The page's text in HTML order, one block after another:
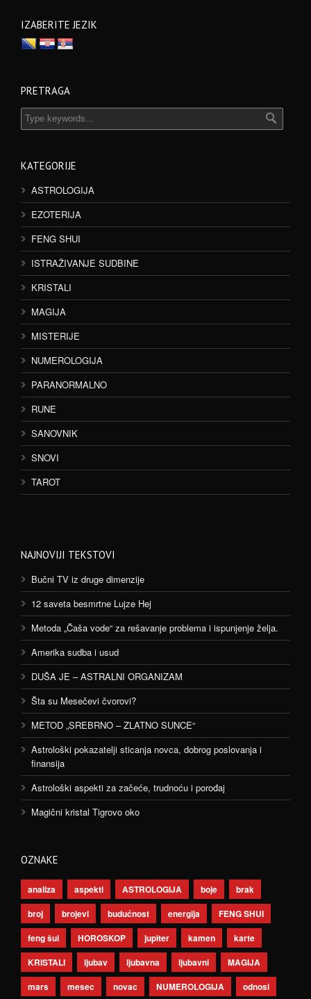
IZABERITE JEZIK
PRETRAGA
KATEGORIJE
ASTROLOGIJA
EZOTERIJA
FENG SHUI
ISTRAŽIVANJE SUDBINE
KRISTALI
MAGIJA
MISTERIJE
NUMEROLOGIJA
PARANORMALNO
RUNE
SANOVNIK
SNOVI
TAROT
NAJNOVIJI TEKSTOVI
Bučni TV iz druge dimenzije
12 saveta besmrtne Lujze Hej
Metoda „Čaša vode“ za rešavanje problema i ispunjenje želja.
Amerika sudba i usud
DUŠA JE – ASTRALNI ORGANIZAM
Šta su Mesečevi čvorovi?
METOD „SREBRNO – ZLATNO SUNCE“
Astrološki pokazatelji sticanja novca, dobrog poslovanja i
finansija
Astrološki aspekti za začeće, trudnoću i porođaj
Magični kristal Tigrovo oko
OZNAKE
analiza aspekti ASTROLOGIJA boje
brak
broj
brojevi budućnost energija
FENG SHUI
feng šui
HOROSKOP jupiter kamen
karte
KRISTALI
ljubav ljubavna ljubavni
MAGIJA
mars
mesec novac NUMEROLOGIJA odnosi